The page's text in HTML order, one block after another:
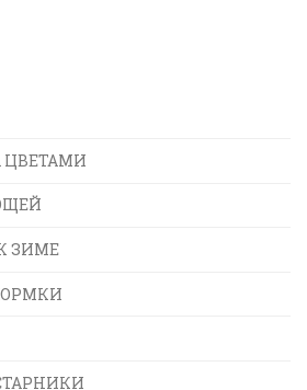
растения были здоровыми
сделать уход за растениями
ЦВЕТАМИ
ЗИМЕ